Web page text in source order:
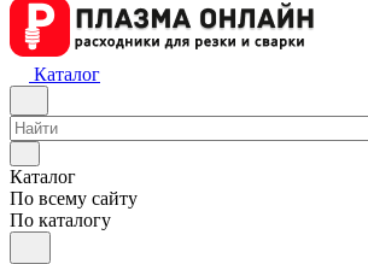
Каталог
Каталог
По всему сайту
По каталогу